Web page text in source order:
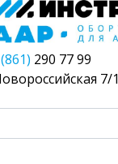
(861) 290 77 99
7/1